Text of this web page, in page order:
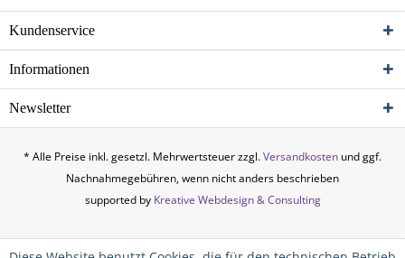
Kundenservice
Informationen
Newsletter
* Alle Preise inkl. gesetzl. Mehrwertsteuer zzgl.Versandkosten und ggf.
Nachnahmegebühren, wenn nicht anders beschrieben
supported by Kreative Webdesign & Consulting